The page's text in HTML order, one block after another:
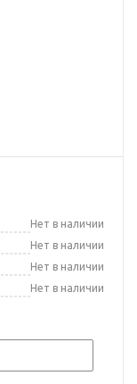
Нет в наличии
Нет в наличии
Нет в наличии
Нет в наличии